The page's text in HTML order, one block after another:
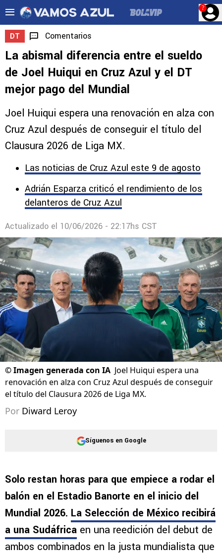
?
DT Comentarios
La abismal diferencia entre el sueldo
de Joel Huiqui en Cruz Azul y el DT
mejor pago del Mundial
Joel Huiqui espera una renovación en alza con
Cruz Azul después de conseguir el título del
Clausura 2026 de Liga MX.
Las noticias de Cruz Azul este 9 de agosto
Adrián Esparza criticó el rendimiento de los
delanteros de Cruz Azul
Actualizado el 10/06/2026 - 22:17hs CST
©Imagen generada con IA Joel Huiqui espera una
renovación en alza con Cruz Azul después de conseguir
el título del Clausura 2026 de Liga MX.
Por Diward Leroy
Síguenos en Google
Solo restan horas para que empiece a rodar el
balón en el Estadio Banorte en el inicio del
Mundial 2026. La Selección de México recibirá
a una Sudáfrica en una reedición del debut de
ambos combinados en la justa mundialista que